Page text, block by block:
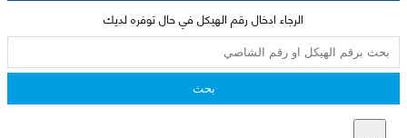
الرجاء ادخال رقم الهيكل في حال توفره لديك
بحث